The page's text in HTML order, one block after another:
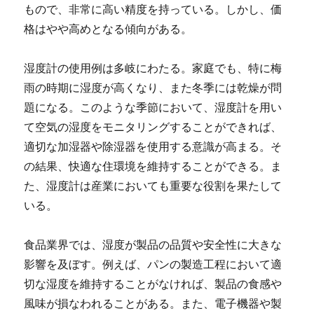
もので、非常に高い精度を持っている。しかし、価
格はやや高めとなる傾向がある。
湿度計の使用例は多岐にわたる。家庭でも、特に梅
雨の時期に湿度が高くなり、また冬季には乾燥が問
題になる。このような季節において、湿度計を用い
て空気の湿度をモニタリングすることができれば、
適切な加湿器や除湿器を使用する意識が高まる。そ
の結果、快適な住環境を維持することができる。ま
た、湿度計は産業においても重要な役割を果たして
いる。
食品業界では、湿度が製品の品質や安全性に大きな
影響を及ぼす。例えば、パンの製造工程において適
切な湿度を維持することがなければ、製品の食感や
風味が損なわれることがある。また、電子機器や製